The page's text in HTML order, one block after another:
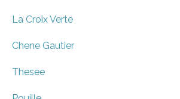
La Croix Verte
Chene Gautier
Thesee